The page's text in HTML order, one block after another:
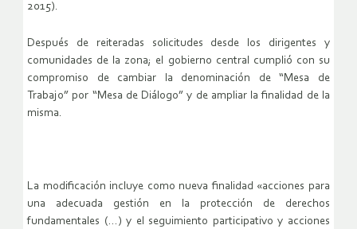
2015).
Después de reiteradas solicitudes desde los dirigentes y
comunidades de la zona; el gobierno central cumplió con su
compromiso de cambiar la denominación de “Mesa de
Trabajo” por “Mesa de Diálogo” y de ampliar la finalidad de la
misma.
La modificación incluye como nueva finalidad «acciones para
una adecuada gestión en la protección de derechos
fundamentales (…) y el seguimiento participativo y acciones